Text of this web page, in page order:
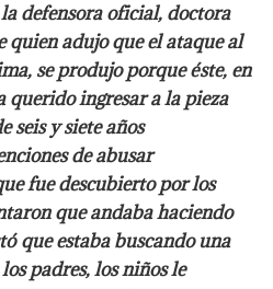
defensora oficial, doctora
adujo que el ataque al
se produjo porque éste, en
querido ingresar a la pieza
seis y siete años
de abusar
fue descubierto por los
que andaba haciendo
que estaba buscando una
padres, los niños le